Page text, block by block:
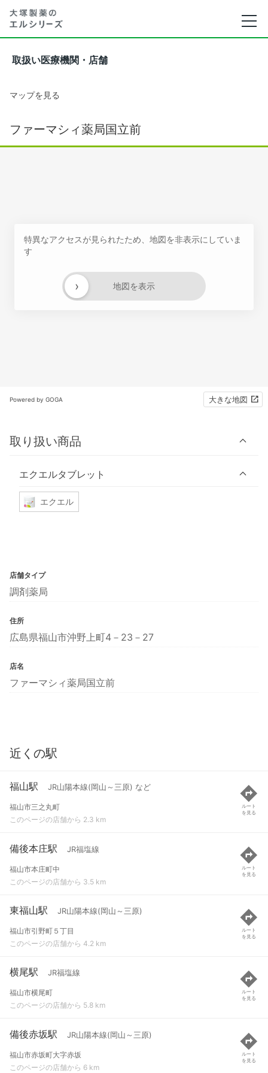
取扱い医療機関・店舗
マップを見る
ファーマシィ薬局国立前
特異なアクセスが見られたため、地図を非表示にしていま
す
地図を表示
›
Powered by GOGA 大きな地図
取り扱い商品
エクエルタブレット
エクエル
店舗タイプ
調剤薬局
住所
広島県福山市沖野上町4－23－27
店名
ファーマシィ薬局国立前
近くの駅
福山駅 JR山陽本線(岡山～三原) など
福山市三之丸町
このページの店舗から 2.3 km
ルート
を見る
備後本庄駅 JR福塩線
福山市本庄町中
このページの店舗から 3.5 km
ルート
を見る
東福山駅 JR山陽本線(岡山～三原)
福山市引野町５丁目
このページの店舗から 4.2 km
ルート
を見る
横尾駅 JR福塩線
福山市横尾町
このページの店舗から 5.8 km
ルート
を見る
備後赤坂駅 JR山陽本線(岡山～三原)
福山市赤坂町大字赤坂
このページの店舗から 6 km
ルート
を見る